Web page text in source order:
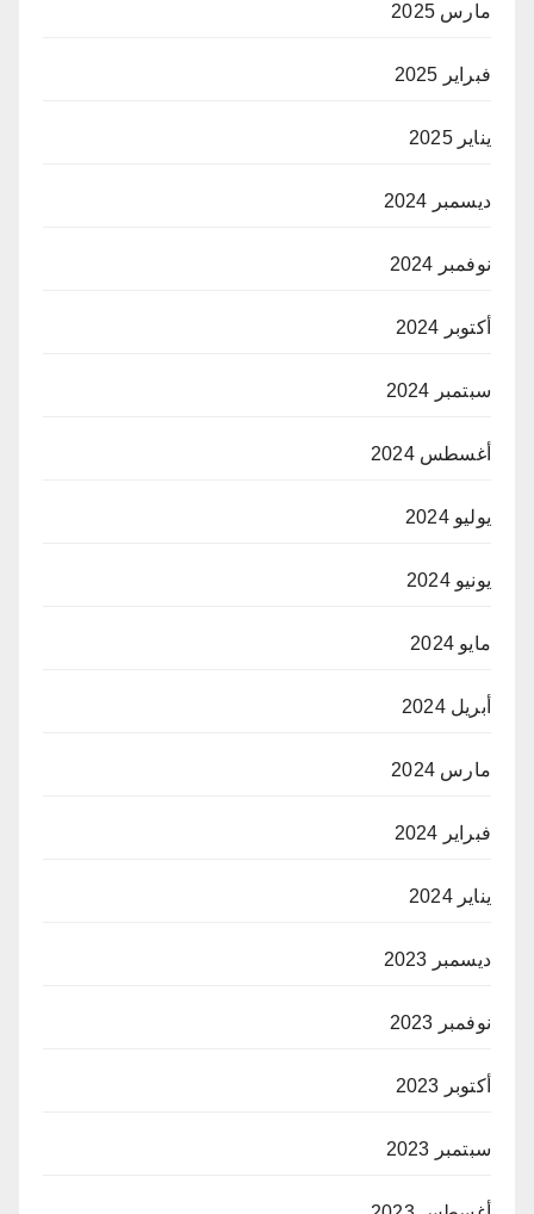
مارس 2025
فبراير 2025
يناير 2025
ديسمبر 2024
نوفمبر 2024
أكتوبر 2024
سبتمبر 2024
أغسطس 2024
يوليو 2024
يونيو 2024
مايو 2024
أبريل 2024
مارس 2024
فبراير 2024
يناير 2024
ديسمبر 2023
نوفمبر 2023
أكتوبر 2023
سبتمبر 2023